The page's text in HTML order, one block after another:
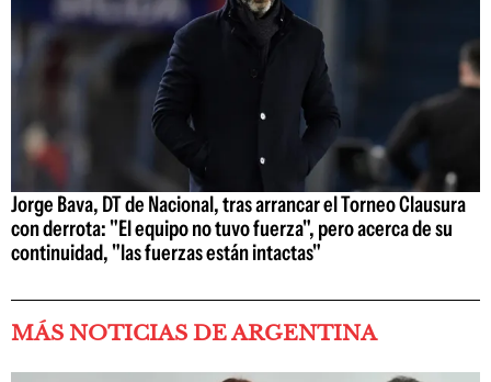
Jorge Bava, DT de Nacional, tras arrancar el Torneo Clausura
con derrota: "El equipo no tuvo fuerza", pero acerca de su
continuidad, "las fuerzas están intactas"
MÁS NOTICIAS DE ARGENTINA